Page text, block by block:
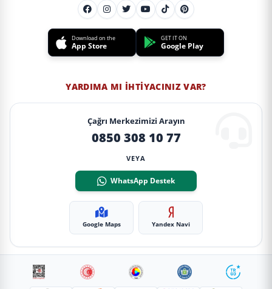
Download on the
App Store
GET IT ON
Google Play
YARDIMA MI İHTIYACINIZ VAR?
Çağrı Merkezimizi Arayın
0850 308 10 77
VEYA
WhatsApp Destek
Google Maps Yandex Navi